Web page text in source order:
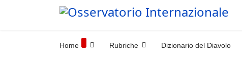
Home Rubriche Dizionario del Diavolo